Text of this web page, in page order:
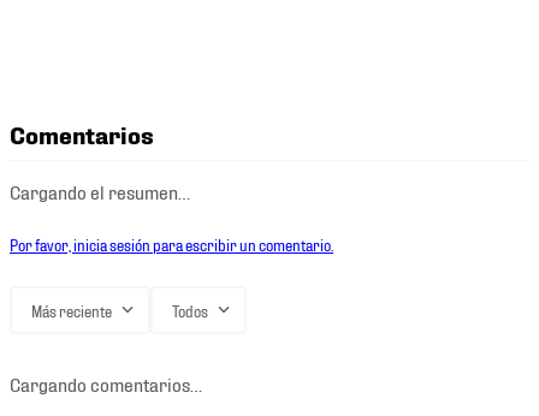
Comentarios
Cargando el resumen…
Por favor, inicia sesión para escribir un comentario.
Más reciente Todos
Cargando comentarios…